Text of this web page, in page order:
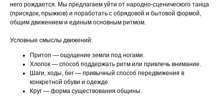
него рождается. Мы предлагаем уйти от народно-сценического танца
(присядок, прыжков) и поработать с обрядовой и бытовой формой,
общим движением и единым основным ритмом.
Условные смыслы движений:
Притоп — ощущение земли под ногами.
Хлопок — способ поддержать ритм или привлечь внимание.
Шаги, ходы, бег — привычный способ передвижения в
конкретной обуви и одежде.
Круг — форма существования общины.